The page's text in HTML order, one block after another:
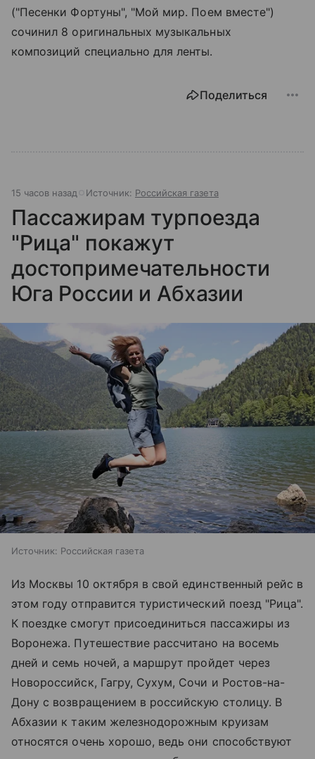
("Песенки Фортуны", "Мой мир. Поем вместе")
сочинил 8 оригинальных музыкальных
композиций специально для ленты.
Поделиться
15 часов назад Источник: Российская газета
Пассажирам турпоезда
"Рица" покажут
достопримечательности
Юга России и Абхазии
Источник: Российская газета
Из Москвы 10 октября в свой единственный рейс в
этом году отправится туристический поезд "Рица".
К поездке смогут присоединиться пассажиры из
Воронежа. Путешествие рассчитано на восемь
дней и семь ночей, а маршрут пройдет через
Новороссийск, Гагру, Сухум, Сочи и Ростов-на-
Дону с возвращением в российскую столицу. В
Абхазии к таким железнодорожным круизам
относятся очень хорошо, ведь они способствуют